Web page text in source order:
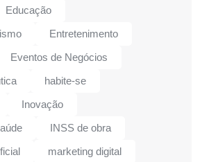
Educação
Entretenimento
Eventos de Negócios
habite-se
Inovação
INSS de obra
marketing digital